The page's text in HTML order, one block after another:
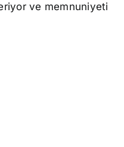
ve memnuniyeti